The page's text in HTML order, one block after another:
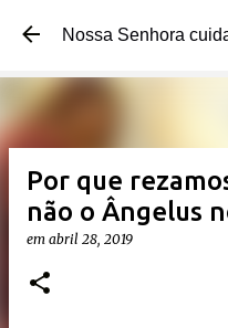
Pular para o
Nossa Senhora
Por que
não o Ângelus
em abril 28, 2019